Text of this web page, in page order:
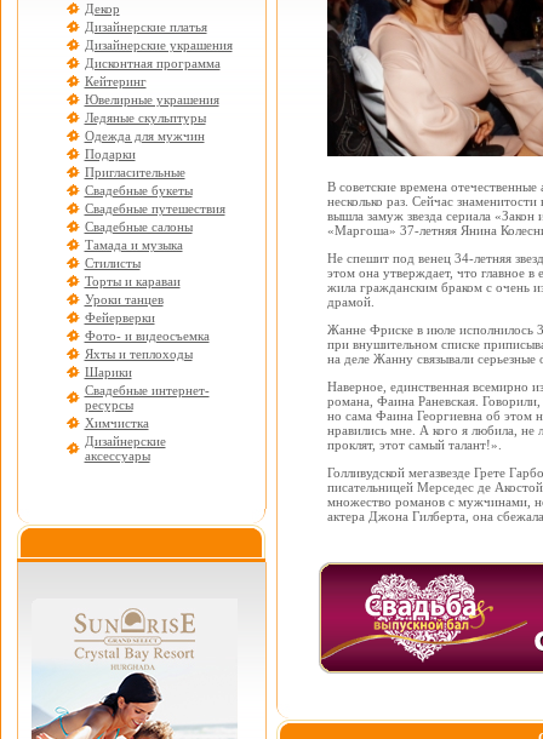
Декор
Дизайнерские платья
Дизайнерские украшения
Дисконтная программа
Кейтеринг
Ювелирные украшения
Ледяные скульптуры
Одежда для мужчин
Подарки
Пригласительные
Свадебные букеты
Свадебные путешествия
Свадебные салоны
Тамада и музыка
Стилисты
Торты и караваи
Уроки танцев
Фейерверки
Фото- и видеосъемка
Яхты и теплоходы
Шарики
Свадебные интернет-
ресурсы
Химчистка
Дизайнерские
аксессуары
В советские времена
несколько раз. Сейчас
вышла замуж звезда сериала
«Маргоша» 37-летняя Янина
Не спешит под венец 34-летняя
этом она утверждает, что главное в
жила гражданским браком с очень
драмой.
Жанне Фриске в июле исполнилось
при внушительном списке
на деле Жанну связывали серьезные
Наверное, единственная всемирно
романа, Фаина Раневская.
но сама Фаина Георгиевна об этом
нравились мне. А кого я любила,
проклят, этот самый талант!».
Голливудской мегазвезде Грете
писательницей Мерседес де
множество романов с мужчинами,
актера Джона Гилберта, она